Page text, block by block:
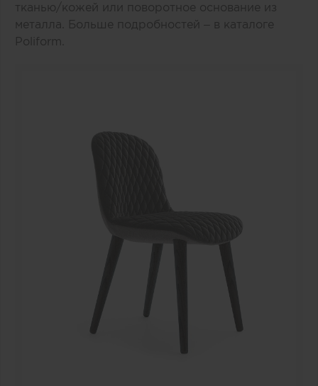
тканью/кожей или поворотное основание из
металла. Больше подробностей – в каталоге
Poliform